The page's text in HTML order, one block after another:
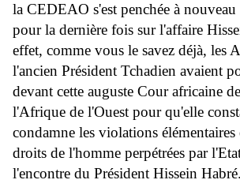
la CEDEAO s'est penchée à nouveau
pour la dernière fois sur l'affaire
effet, comme vous le savez déjà, les
l'ancien Président Tchadien avaient
devant cette auguste Cour africaine
l'Afrique de l'Ouest pour qu'elle
condamne les violations élémentaires
droits de l'homme perpétrées par
l'encontre du Président Hissein Habré.